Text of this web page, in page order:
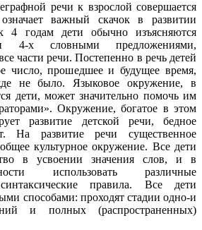
речи к взрослой совершается
важный скачок в развитии
4 годам дети обычно изъясняются
х словными предложениями,
части речи. Постепенно в речь детей
число, прошедшее и будущее время,
не было. Языковое окружение, в
дети, может значительно помочь им
Окружение, богатое в этом
развитие детской речи, бедное
На развитие речи существенное
культурное окружение. Все дети
в усвоении значения слов, и в
использовать различные
правила. Все дети
способами: проходят стадии одно-и
и полных (распространенных)